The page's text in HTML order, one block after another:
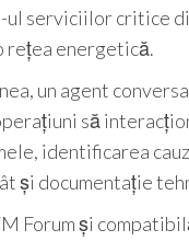
ul serviciilor critice
rețea energetică.
un agent
să
identificarea
și documentație
Forum și